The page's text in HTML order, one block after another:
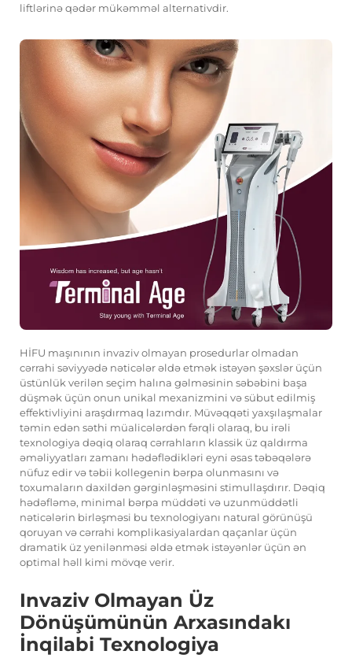
liftlərinə qədər mükəmməl alternativdir.
HİFU maşınının invaziv olmayan prosedurlar olmadan
cərrahi səviyyədə nəticələr əldə etmək istəyən şəxslər üçün
üstünlük verilən seçim halına gəlməsinin səbəbini başa
düşmək üçün onun unikal mexanizmini və sübut edilmiş
effektivliyini araşdırmaq lazımdır. Müvəqqəti yaxşılaşmalar
təmin edən səthi müalicələrdən fərqli olaraq, bu irəli
texnologiya dəqiq olaraq cərrahların klassik üz qaldırma
əməliyyatları zamanı hədəflədikləri eyni əsas təbəqələrə
nüfuz edir və təbii kollegenin bərpa olunmasını və
toxumaların daxildən gərginləşməsini stimullaşdırır. Dəqiq
hədəfləmə, minimal bərpa müddəti və uzunmüddətli
nəticələrin birləşməsi bu texnologiyanı natural görünüşü
qoruyan və cərrahi komplikasiyalardan qaçanlar üçün
dramatik üz yenilənməsi əldə etmək istəyənlər üçün ən
optimal həll kimi mövqe verir.
Invaziv Olmayan Üz
Dönüşümünün Arxasındakı
İnqilabi Texnologiya